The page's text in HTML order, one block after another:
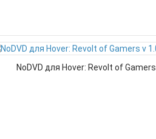
NoDVD для Hover: Revolt of